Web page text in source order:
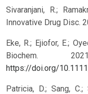
Sivaranjani, R.;
Innovative Drug Disc.
Eke, R.; Ejiofor, E.;
https://doi.org/
Patricia, D.; Sang, C.;